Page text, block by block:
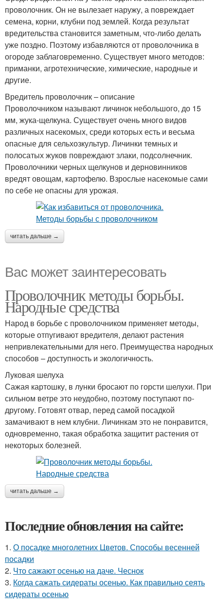
проволочник. Он не вылезает наружу, а повреждает
семена, корни, клубни под землей. Когда результат
вредительства становится заметным, что-либо делать
уже поздно. Поэтому избавляются от проволочника в
огороде заблаговременно. Существует много методов:
приманки, агротехнические, химические, народные и
другие.
Вредитель проволочник – описание
Проволочником называют личинок небольшого, до 15
мм, жука-щелкуна. Существует очень много видов
различных насекомых, среди которых есть и весьма
опасные для сельхозкультур. Личинки темных и
полосатых жуков повреждают злаки, подсолнечник.
Проволочники черных щелкунов и дерновинников
вредят овощам, картофелю. Взрослые насекомые сами
по себе не опасны для урожая.
читать дальше →
Вас может заинтересовать
Проволочник методы борьбы.
Народные средства
Народ в борьбе с проволочником применяет методы,
которые отпугивают вредителя, делают растения
непривлекательными для него. Преимущества народных
способов – доступность и экологичность.
Луковая шелуха
Сажая картошку, в лунки бросают по горсти шелухи. При
сильном ветре это неудобно, поэтому поступают по-
другому. Готовят отвар, перед самой посадкой
замачивают в нем клубни. Личинкам это не понравится,
одновременно, такая обработка защитит растения от
некоторых болезней.
читать дальше →
Последние обновления на сайте:
1. О посадке многолетних Цветов. Способы весенней
посадки
2. Что сажают осенью на даче. Чеснок
3. Когда сажать сидераты осенью. Как правильно сеять
сидераты осенью